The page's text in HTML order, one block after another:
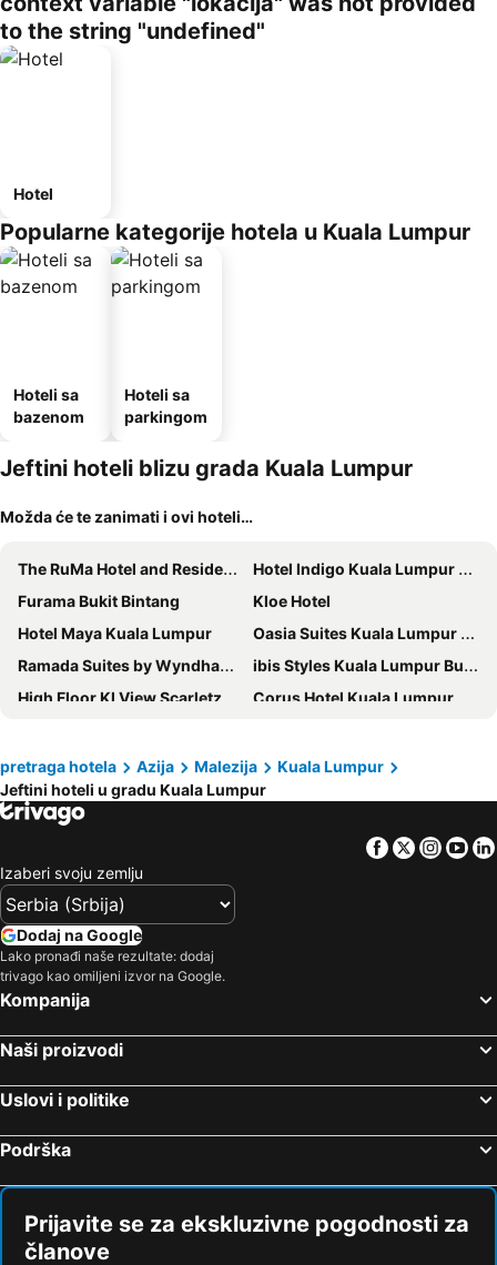
to the string "undefined"
Hotel
Popularne kategorije hotela u Kuala Lumpur
Hoteli sa
bazenom
Hoteli sa
parkingom
Jeftini hoteli blizu grada Kuala Lumpur
Možda će te zanimati i ovi hoteli…
The RuMa Hotel and Residences
Hotel Indigo Kuala Lumpur on the Park by IHG
Furama Bukit Bintang
Kloe Hotel
Hotel Maya Kuala Lumpur
Oasia Suites Kuala Lumpur by Far East Hospitality
Ramada Suites by Wyndham Kuala Lumpur City Centre
ibis Styles Kuala Lumpur Bukit Bintang
High Floor Kl View Scarletz Suite
Corus Hotel Kuala Lumpur
pretraga hotela Azija Malezija
Kuala Lumpur
Jeftini hoteli u gradu Kuala Lumpur
Facebook
Twitter
Izaberi svoju zemlju
Dodaj na Google
Lako pronađi naše rezultate: dodaj
trivago kao omiljeni izvor na Google.
Kompanija
Naši proizvodi
Uslovi i politike
Podrška
Prijavite se za ekskluzivne pogodnosti za
članove